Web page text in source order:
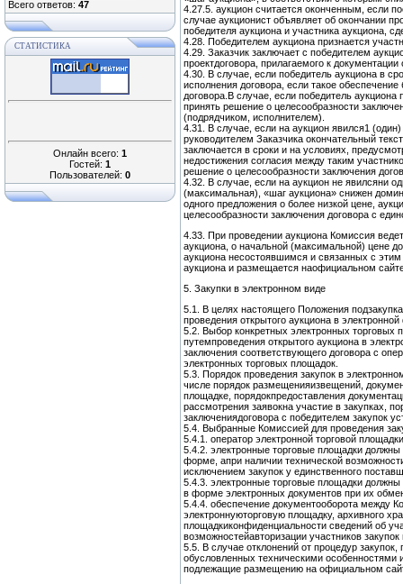
Всего ответов: 47
СТАТИСТИКА
Онлайн всего: 1
Гостей: 1
Пользователей: 0
4.27.5. аукцион считается оконченным, если
случае аукционист объявляет об окончании
победителя аукциона и участника аукциона,
4.28. Победителем аукциона признается
4.29. Заказчик заключает с победителем
проектдоговора, прилагаемого к документации
4.30. В случае, если победитель аукциона в
исполнения договора, если такое
договора.В случае, если победитель
принять решение о целесообразности
(подрядчиком, исполнителем).
4.31. В случае, если на аукцион явился1
руководителем Заказчика окончательный
заключается в сроки и на условиях,
недостижения согласия между таким
решение о целесообразности заключения
4.32. В случае, если на аукцион не явилсяни
(максимальная), «шаг аукциона» снижен
одного предложения о более низкой цене,
целесообразности заключения договора с
4.33. При проведении аукциона Комиссия
аукциона, о начальной (максимальной) цене
аукциона несостоявшимся и связанных с
аукциона и размещается наофициальном
5. Закупки в электронном виде
5.1. В целях настоящего Положения
проведения открытого аукциона в
5.2. Выбор конкретных электронных торговых
путемпроведения открытого аукциона в
заключения соответствующего договора с
электронных торговых площадок.
5.3. Порядок проведения закупок в
числе порядок размещенияизвещений,
площадке, порядокпредоставления
рассмотрения заявокна участие в закупках,
заключениядоговора с победителем закупок
5.4. Выбранные Комиссией для проведения
5.4.1. оператор электронной торговой
5.4.2. электронные торговые площадки должны
форме, апри наличии технической
исключением закупок у единственного
5.4.3. электронные торговые площадки
в форме электронных документов при их
5.4.4. обеспечение документооборота между
электроннуюторговую площадку, архивного
площадкиконфиденциальности сведений об
возможностейавторизации участников
5.5. В случае отклонений от процедур
обусловленных техническими
подлежащие размещению на официальном